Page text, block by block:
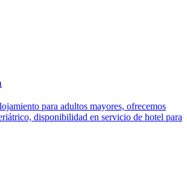
para adultos mayores, ofrecemos
disponibilidad en servicio de hotel para